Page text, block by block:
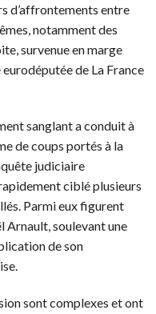
d’affrontements entre
notamment des
survenue en marge
de La France
sanglant a conduit à
de coups portés à la
judiciaire
ciblé plusieurs
Parmi eux figurent
Arnault, soulevant une
de son
sont complexes et ont